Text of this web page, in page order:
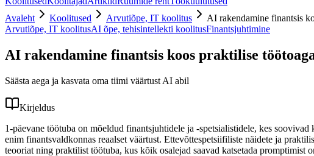
Avaleht
Koolitused Arvutiõpe, IT koolitus
AI rakendamine finantsis
Arvutiõpe, IT koolitusAI õpe, tehisintellekti koolitusFinantsjuhtimine
AI rakendamine finantsis koos praktilise
Säästa aega ja kasvata oma tiimi väärtust AI abil
Kirjeldus
1-päevane töötuba on mõeldud finantsjuhtidele ja -spetsialistidele, kes
enim finantsvaldkonnas reaalset väärtust. Ettevõttespetsiifiliste näidete ja
teooriat ning praktilist töötuba, kus kõik osalejad saavad katsetada promptimist